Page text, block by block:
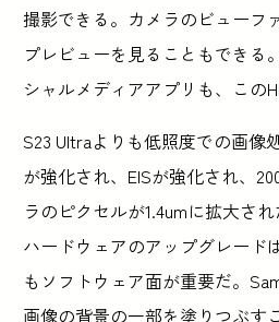
撮影できる。カメラのビューフ
プレビューを見ることもできる
シャルメディアアプリも、この
S23 Ultraよりも低照度での画像
が強化され、EISが強化され、
ラのピクセルが1.4umに拡大さ
ハードウェアのアップグレード
もソフトウェア面が重要だ。
画像の背景の一部を塗りつぶす